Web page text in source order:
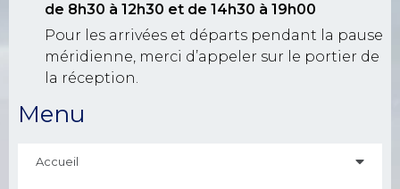
de 8h30 à 12h30 et de 14h30 à 19h00
Pour les arrivées et départs pendant la pause
méridienne, merci d’appeler sur le portier de
la réception.
Menu
Accueil